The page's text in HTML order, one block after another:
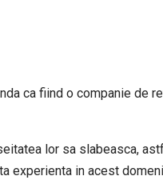
ca fiind o companie de
lor sa slabeasca,
in acest